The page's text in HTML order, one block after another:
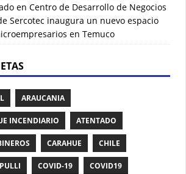
en Centro de Desarrollo de Negocios
Sercotec inaugura un nuevo espacio
en Temuco
ARAUCANIA
INCENDIARIO ATENTADO
CARAHUE CHILE
COVID-19 COVID19